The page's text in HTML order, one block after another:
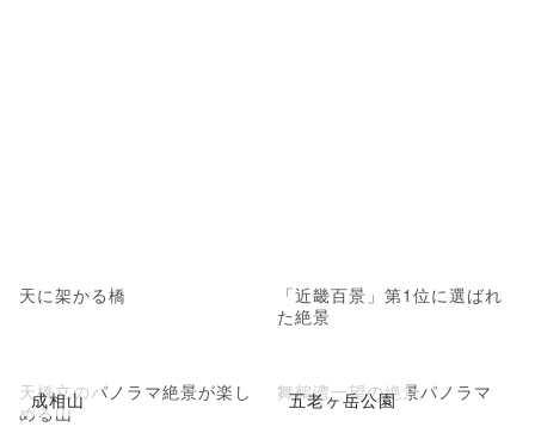
天に架かる橋
「近畿百景」第1位に選ばれ
た絶景
成相山
天橋立のパノラマ絶景が楽し
める山
五老ヶ岳公園
舞鶴湾一望の絶景パノラマ